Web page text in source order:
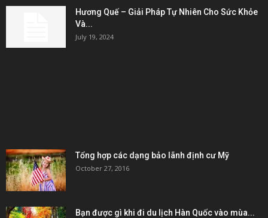
Hương Quế – Giải Pháp Tự Nhiên Cho Sức Khỏe
Và...
July 19, 2024
Tổng hợp các dạng bảo lãnh định cư Mỹ
October 27, 2016
Bạn được gì khi đi du lịch Hàn Quốc vào mùa...